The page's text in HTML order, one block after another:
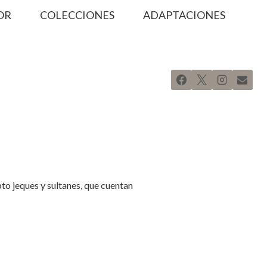
COLECCIONES ADAPTACIONES
jeques y sultanes, que cuentan